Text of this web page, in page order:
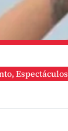
,Espectáculos